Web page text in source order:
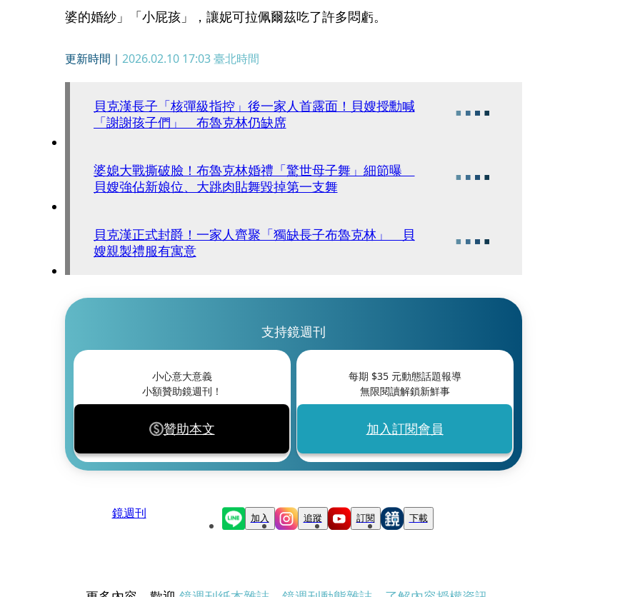
婆的婚紗」「小屁孩」，讓妮可拉佩爾茲吃了許多悶虧。
更新時間｜ 2026.02.10 17:03臺北時間
貝克漢長子「核彈級指控」後一家人首露面！貝嫂授勳喊
「謝謝孩子們」 布魯克林仍缺席
婆媳大戰撕破臉！布魯克林婚禮「驚世母子舞」細節曝
貝嫂強佔新娘位、大跳肉貼舞毀掉第一支舞
貝克漢正式封爵！一家人齊聚「獨缺長子布魯克林」 貝
嫂親製禮服有寓意
支持鏡週刊
小心意大意義
小額贊助鏡週刊！
贊助本文
每期 $35元動態話題報導
無限閱讀解鎖新鮮事
加入訂閱會員
鏡週刊 加入 追蹤 訂閱 下載